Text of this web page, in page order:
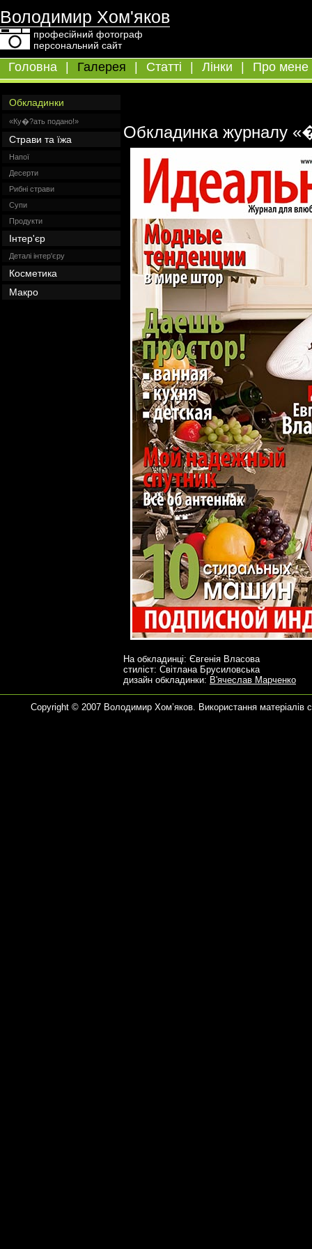
Володимир Хом'яков
професійний фотограф
персональний сайт
Головна Галерея Статті Лінки Про мене
Обкладинки
«Ку�?ать подано!»
Страви та їжа
Напої
Десерти
Рибні страви
Супи
Продукти
Інтер'єр
Деталі інтер'єру
Косметика
Макро
Обкладинка журналу
На обкладинці: Євгенія Власова
стиліст: Світлана Брусиловська
дизайн обкладинки: В'ячеслав Марченко
Copyright © 2007 Володимир Хом’яков. Використання